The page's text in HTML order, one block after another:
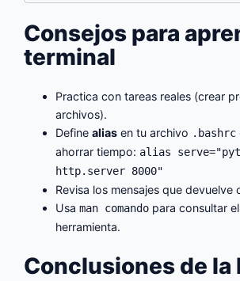
Consejos para
terminal
Practica con tareas reales (crear
archivos).
Definealias en tu archivo .bashrc
ahorrar tiempo: alias
http.server 8000"
Revisa los mensajes que devuelve
Usaman comando para consultar
herramienta.
Conclusiones de la